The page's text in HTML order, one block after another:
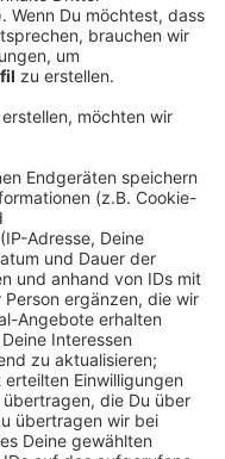
David Guetta sich
schön viele
und Ella
geworden und beide
Ihre
YouTube
laden!